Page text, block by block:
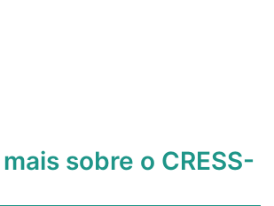
sobre o CRESS-